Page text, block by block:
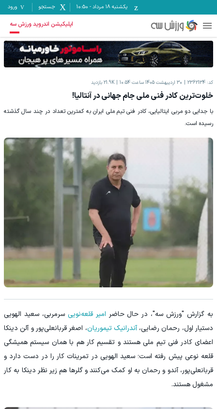
یکشنبه ۱۸ مرداد -
10:50 جستجو ورود
اپلیکیشن اندروید ورزش سه
کد: 2362134 30 اردیبهشت 1405 ساعت 10:54 21.9K بازدید
خلوت‌ترین کادر فنی ملی جام جهانی در آنتالیا!
با جدایی دو مربی ایتالیایی، کادر فنی تیم ملی ایران به کمترین تعداد در چند سال گذشته
رسیده است.
به گزارش "ورزش سه"، در حال حاضر امیر قلعه‌نویی سرمربی، سعید الهویی
دستیار اول، رحمان رضایی،آندرانیک تیموریان، اصغر قربانعلی‌پور و آلن دینکا
اعضای کادر فنی تیم ملی هستند و تقسیم کار هم با همان سیستم همیشگی
قلعه نوعی پیش رفته است؛ سعید الهویی در تمرینات کار را در دست دارد و
قربانعلی‌پور، آندو و رحمان به او کمک می‌کنند و گلرها هم زیر نظر دینکا به کار
مشغول هستند.